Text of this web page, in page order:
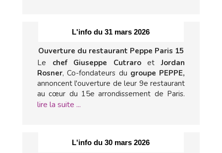
L'info du 31 mars 2026
Ouverture du restaurant Peppe Paris 15
Le chef Giuseppe CutraroetJordan
Rosner, Co-fondateurs du groupe PEPPE,
annoncent l'ouverture de leur 9e restaurant
au cœur du 15e arrondissement de Paris.
lire la suite ...
L'info du 30 mars 2026